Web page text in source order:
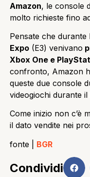
Amazon, le console
molto richieste fino
Pensate che durante
Expo (E3) venivano
Xbox One e
confronto, Amazon
queste due console
videogiochi durante
Come inizio non c’è
il dato vendite nei
fonte | BGR
Condividi